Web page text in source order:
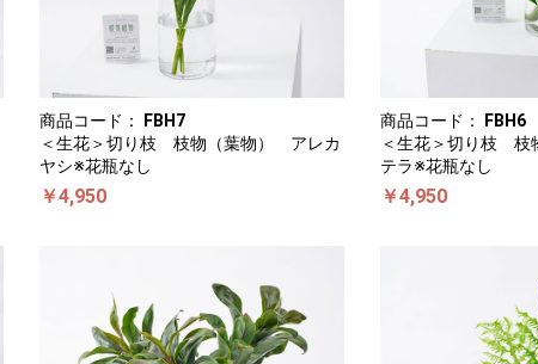
商品コード：
FBH7
＜生花＞切り枝 枝物（葉物） アレカ
ヤシ※花瓶なし
￥4,950
商品コード：
FBH6
＜生花＞切り枝 枝
テラ※花瓶なし
￥4,950